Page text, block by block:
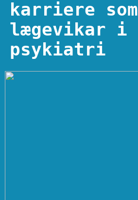
karriere som
lægevikar i
psykiatri